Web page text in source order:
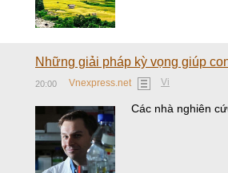
Những giải pháp kỳ vọng giúp
20:00 Vnexpress.net Vi
Các nhà nghiên